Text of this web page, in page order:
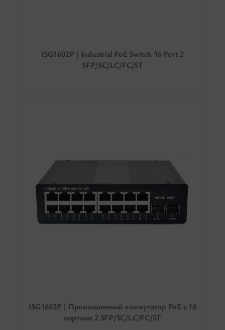
ISG1602P | Industrial PoE Switch 16 Port 2
SFP/SC/LC/FC/ST
ISG1602P | Промышленный коммутатор PoE с 16
портами 2 SFP/SC/LC/FC/ST